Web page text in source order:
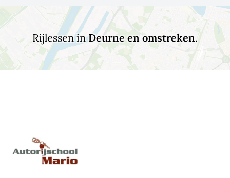
Rijlessen inDeurne en omstreken.